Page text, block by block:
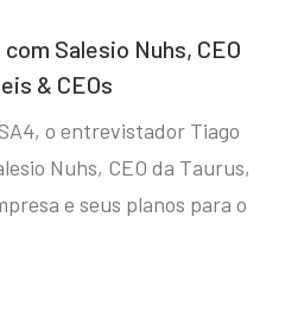
Salesio Nuhs, CEO
& CEOs
o entrevistador Tiago
Nuhs, CEO da Taurus,
e seus planos para o